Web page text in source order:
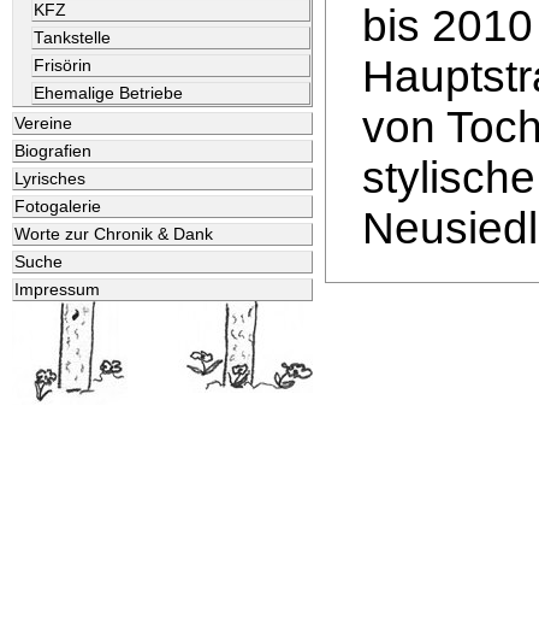
KFZ
Tankstelle
Frisörin
Ehemalige Betriebe
Vereine
Biografien
Lyrisches
Fotogalerie
Worte zur Chronik & Dank
Suche
Impressum
bis
von